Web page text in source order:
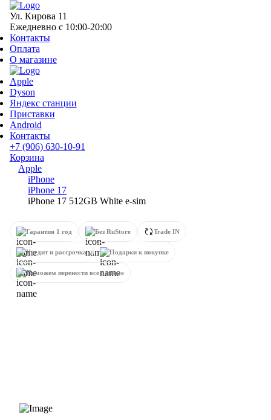
Ул. Кирова 11
Ежедневно с 10:00-20:00
Контакты
Оплата
О магазине
Apple
Dyson
Яндекс станции
Приставки
Android
Контакты
+7 (906) 630-10-91
Корзина
Apple
iPhone
iPhone 17
iPhone 17 512GB White e-sim
Гарантия 1 год Без RuStore Trade IN
Кредит и рассрочка Подарки к покупке
Поможем перенести все данные